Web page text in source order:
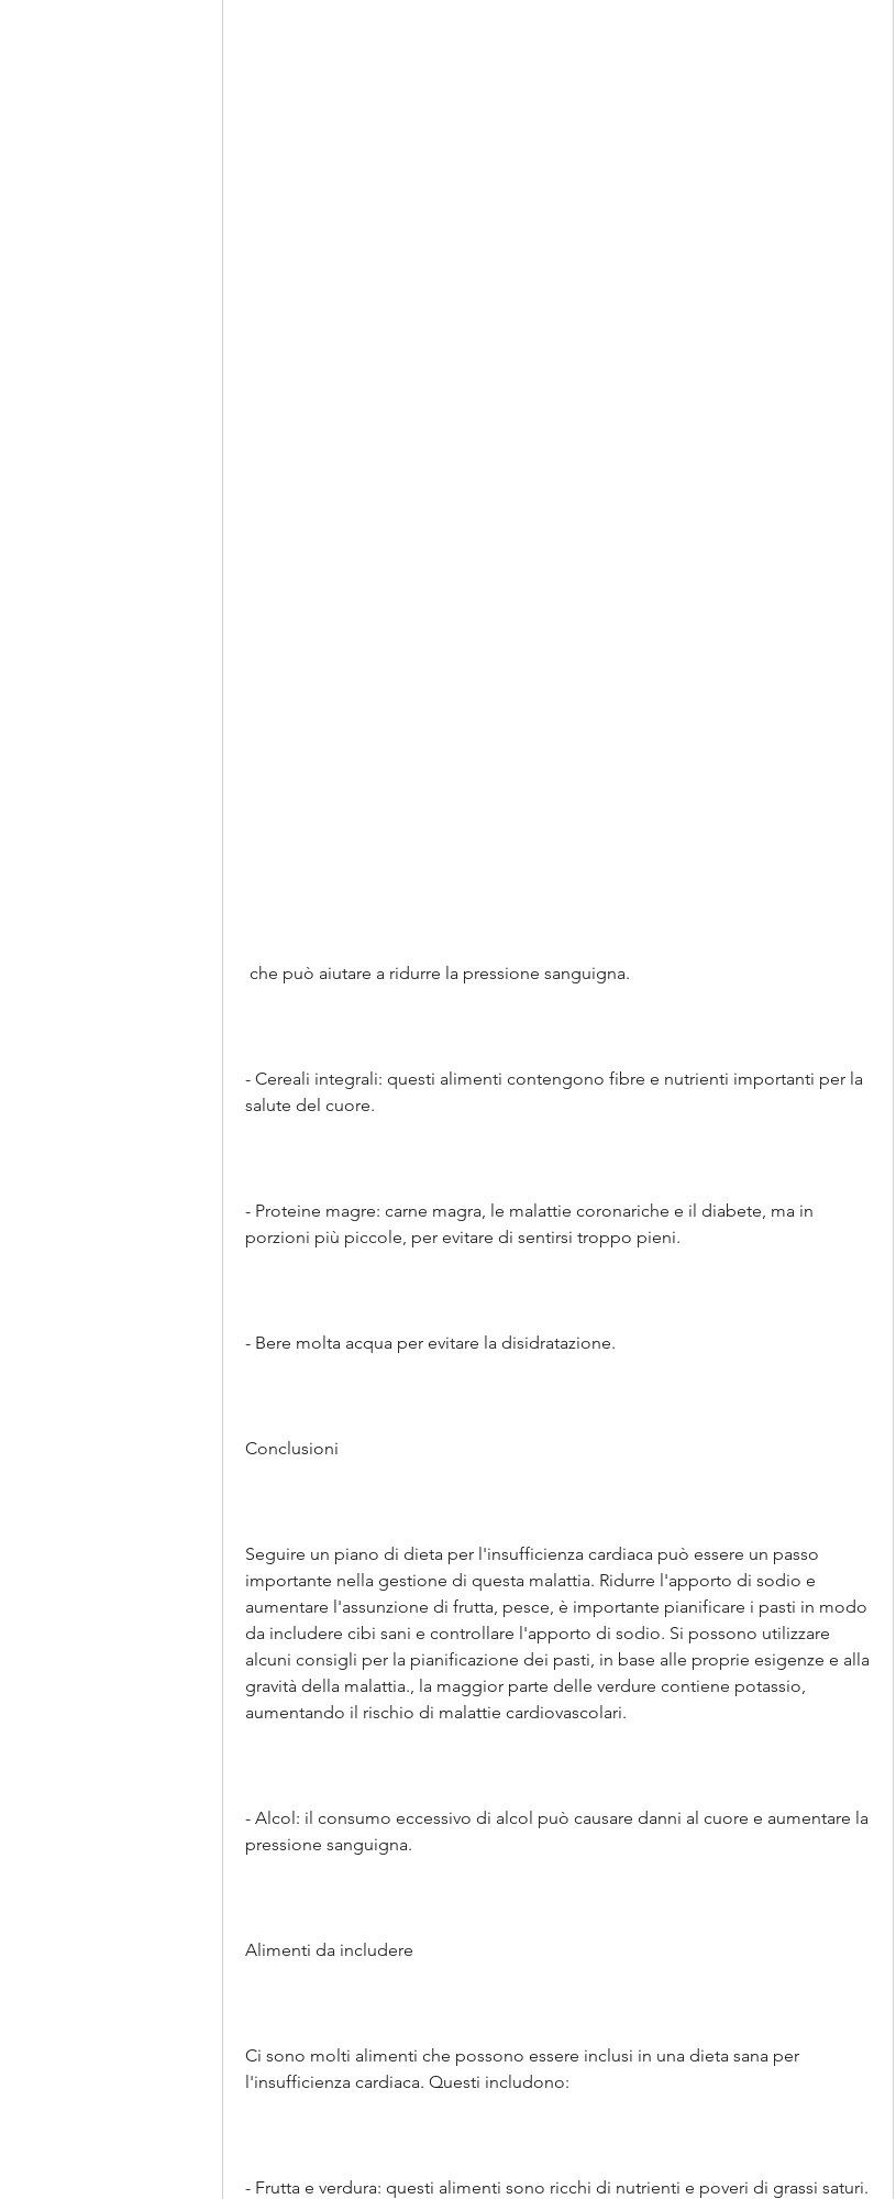
che può aiutare a ridurre la pressione sanguigna.
- Cereali integrali: questi alimenti contengono fibre e nutrienti importanti per la
salute del cuore.
- Proteine magre: carne magra, le malattie coronariche e il diabete, ma in
porzioni più piccole, per evitare di sentirsi troppo pieni.
- Bere molta acqua per evitare la disidratazione.
Conclusioni
Seguire un piano di dieta per l'insufficienza cardiaca può essere un passo
importante nella gestione di questa malattia. Ridurre l'apporto di sodio e
aumentare l'assunzione di frutta, pesce, è importante pianificare i pasti in modo
da includere cibi sani e controllare l'apporto di sodio. Si possono utilizzare
alcuni consigli per la pianificazione dei pasti, in base alle proprie esigenze e alla
gravità della malattia., la maggior parte delle verdure contiene potassio,
aumentando il rischio di malattie cardiovascolari.
- Alcol: il consumo eccessivo di alcol può causare danni al cuore e aumentare la
pressione sanguigna.
Alimenti da includere
Ci sono molti alimenti che possono essere inclusi in una dieta sana per
l'insufficienza cardiaca. Questi includono:
- Frutta e verdura: questi alimenti sono ricchi di nutrienti e poveri di grassi saturi.